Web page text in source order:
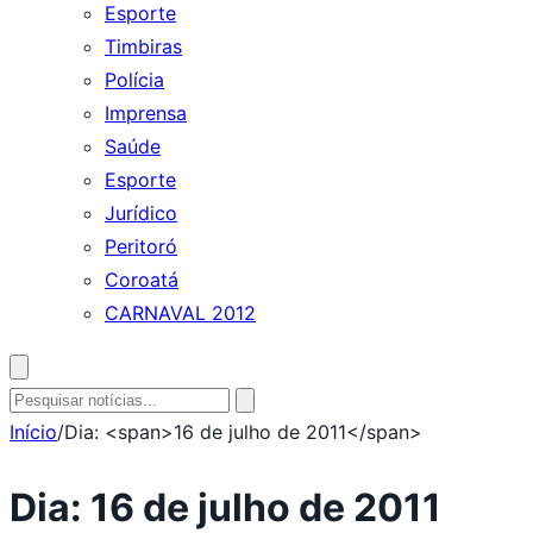
Esporte
Timbiras
Polícia
Imprensa
Saúde
Esporte
Jurídico
Peritoró
Coroatá
CARNAVAL 2012
busca
Pesquisar
por:
Início/Dia: <span>16 de julho de 2011</span>
Dia: 16 de julho de 2011